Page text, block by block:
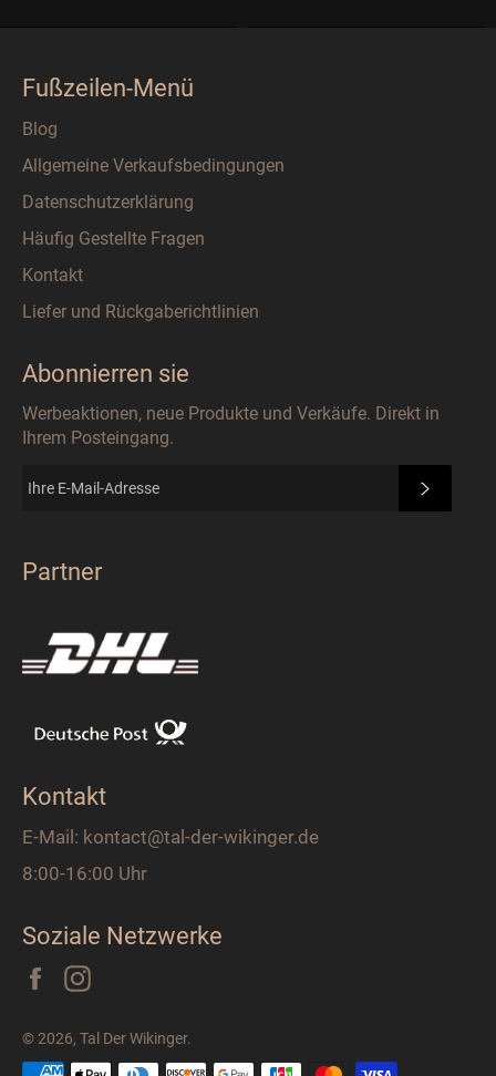
Fußzeilen-Menü
Blog
Allgemeine Verkaufsbedingungen
Datenschutzerklärung
Häufig Gestellte Fragen
Kontakt
Liefer und Rückgaberichtlinien
Abonnierren sie
Werbeaktionen, neue Produkte und Verkäufe. Direkt in
Ihrem Posteingang.
Partner
Kontakt
E-Mail: kontact@tal-der-wikinger.de
8:00-16:00 Uhr
Soziale Netzwerke
Facebook
© 2026, Tal Der Wikinger.
Zahlungsarten